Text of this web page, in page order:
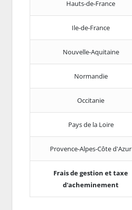
Hauts-de-France
Ile-de-France
Nouvelle-Aquitaine
Normandie
Occitanie
Pays de la Loire
Provence-Alpes-Côte d'Azur
Frais de gestion et taxe
d'acheminement